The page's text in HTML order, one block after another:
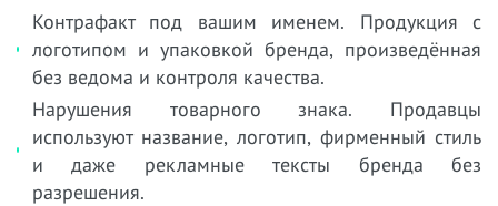
Контрафакт под вашим именем. Продукция с
логотипом и упаковкой бренда, произведённая
без ведома и контроля качества.
Нарушения товарного знака. Продавцы
используют название, логотип, фирменный стиль
и даже рекламные тексты бренда без
разрешения.